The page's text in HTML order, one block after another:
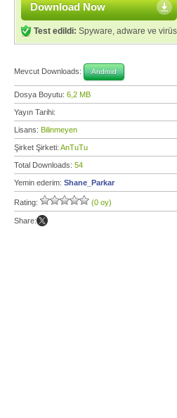
Download Now
Test edildi: Spyware, adware ve
Mevcut Downloads: Android
Dosya Boyutu: 6,2 MB
Yayın Tarihi:
Lisans: Bilinmeyen
Şirket Şirketi: AnTuTu
Total Downloads: 54
Yemin ederim: Shane_Parkar
Rating: (0 oy)
Share: